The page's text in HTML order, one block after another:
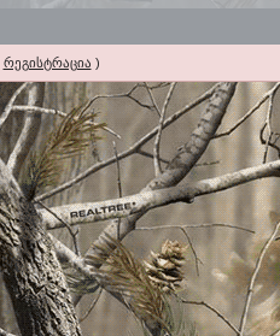
რეგისტრაცია )